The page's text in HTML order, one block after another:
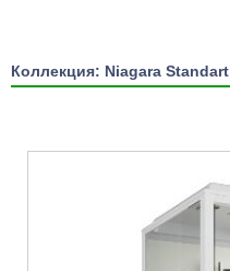
Коллекция: Niagara Standart